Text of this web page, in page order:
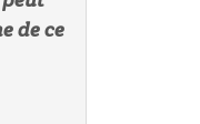
de ce